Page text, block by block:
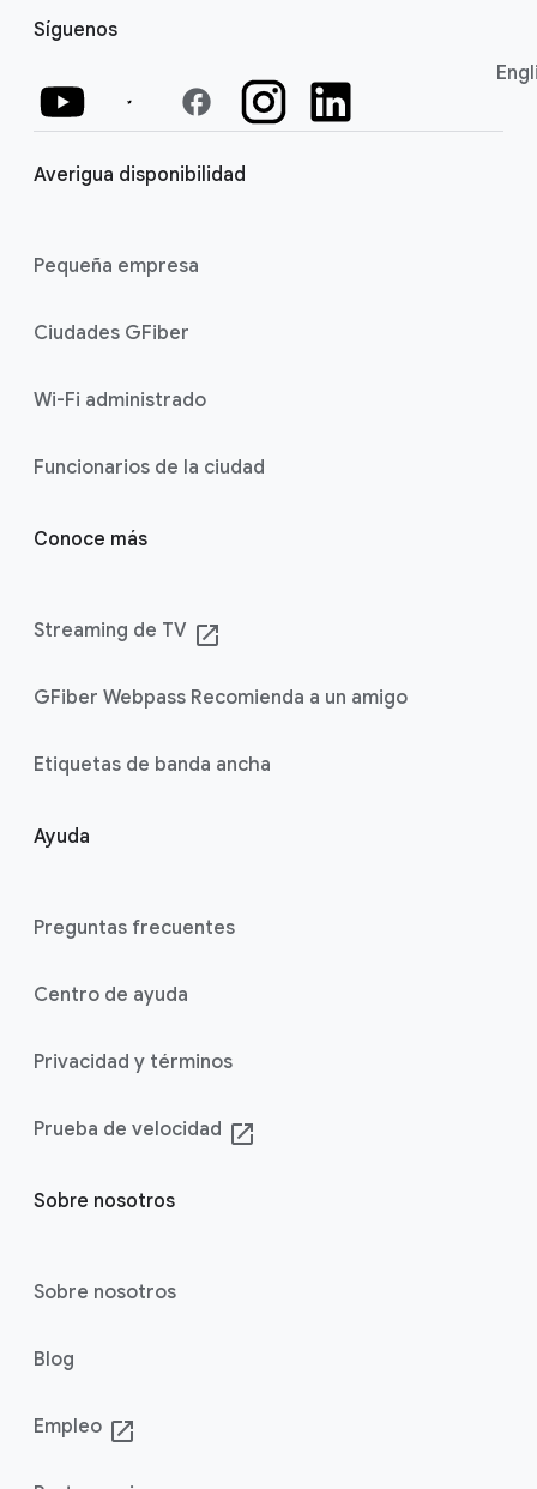
Síguenos
facebook
Averigua disponibilidad
Pequeña empresa
Ciudades GFiber
Wi-Fi administrado
Funcionarios de la ciudad
Conoce más
Streaming de TV launch
GFiber Webpass Recomienda a un amigo
Etiquetas de banda ancha
Ayuda
Preguntas frecuentes
Centro de ayuda
Privacidad y términos
Prueba de velocidad launch
Sobre nosotros
Sobre nosotros
Blog
Empleo launch